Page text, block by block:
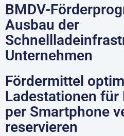
BMDV-
Ausbau der
Unternehmen
Fördermittel
Ladestationen für
per Smartphone
reservieren